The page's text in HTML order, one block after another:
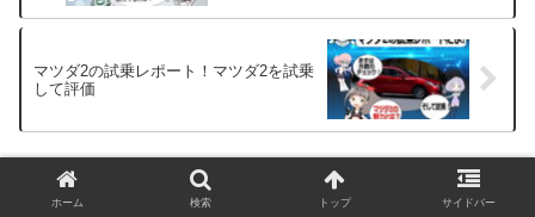
マツダ2の試乗レポート！マツダ2を試乗
して評価
ホーム 検索 トップ サイドバー